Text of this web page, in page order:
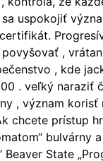
uspokojiť
,
, kde
. veľký naraziť
, význam korisť
chcete prístup
bulvárny
State